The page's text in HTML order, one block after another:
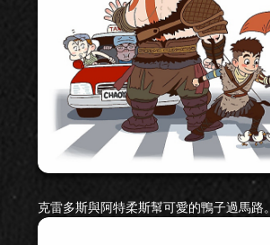
克雷多斯與阿特柔斯幫可愛的鴨子過馬路。